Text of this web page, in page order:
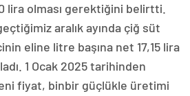
lira olması gerektiğini belirtti.
aralık ayında çiğ süt
eline litre başına net 17,15 lira
1 Ocak 2025 tarihinden
fiyat, binbir güçlükle üretimi